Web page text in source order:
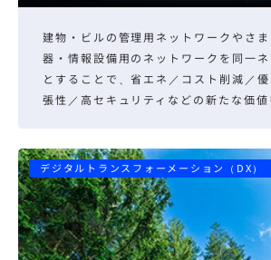
建物・ビルの管理用ネットワークやさ
器・情報設備用のネットワークを同一
とすることで、省エネ／コスト削減／
張性／高セキュリティなどの新たな価値
デジタルトランスフォーメーション（DX）